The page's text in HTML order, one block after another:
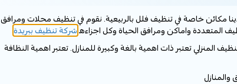
مكائن خاصة في تنظيف فلل بالربيعية. نقوم في تنظيف محلات ومرافق
شركة تنظيف ببريدة
تعتبر ذات اهمية بالغة وكبيرة للمنازل. تعتبر اهمية النظافة